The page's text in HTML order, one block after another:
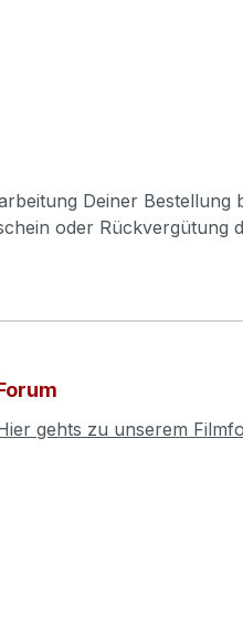
Deiner
oder Rückvergütung
gehts zu unserem